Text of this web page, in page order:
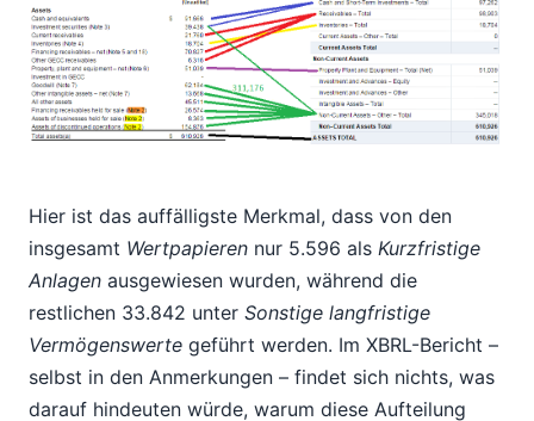
Hier ist das auffälligste Merkmal, dass von den
insgesamt Wertpapieren nur 5.596 als Kurzfristige
Anlagen ausgewiesen wurden, während die
restlichen 33.842 unter Sonstige langfristige
Vermögenswerte geführt werden. Im XBRL-Bericht –
selbst in den Anmerkungen – findet sich nichts, was
darauf hindeuten würde, warum diese Aufteilung